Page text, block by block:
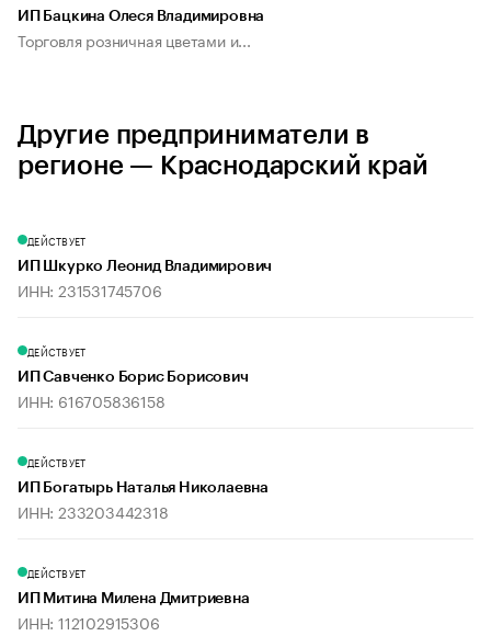
ИП Бацкина Олеся Владимировна
Торговля розничная цветами и...
Другие предприниматели в
регионе — Краснодарский край
ДЕЙСТВУЕТ
ИП Шкурко Леонид Владимирович
ИНН: 231531745706
ДЕЙСТВУЕТ
ИП Савченко Борис Борисович
ИНН: 616705836158
ДЕЙСТВУЕТ
ИП Богатырь Наталья Николаевна
ИНН: 233203442318
ДЕЙСТВУЕТ
ИП Митина Милена Дмитриевна
ИНН: 112102915306